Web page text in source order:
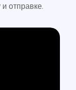
отправке.